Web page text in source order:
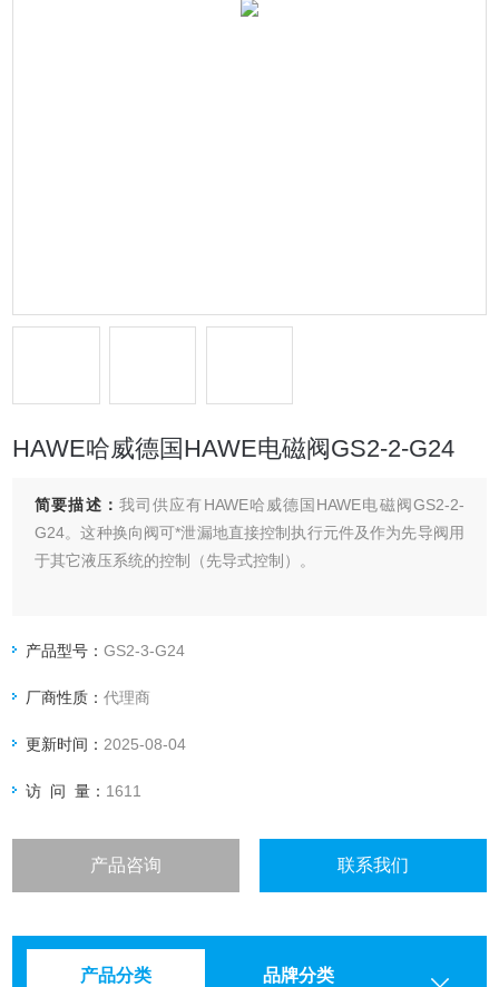
HAWE哈威德国HAWE电磁阀GS2-2-G24
简要描述： 我司供应有HAWE哈威德国HAWE电磁阀GS2-2-
G24。这种换向阀可*泄漏地直接控制执行元件及作为先导阀用
于其它液压系统的控制（先导式控制）。
产品型号：GS2-3-G24
厂商性质：代理商
更新时间： 2025-08-04
访 问 量： 1611
产品咨询 联系我们
产品分类 品牌分类